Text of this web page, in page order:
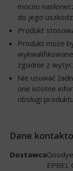
mocno
do jego
Produkt
Produkt może
zgodnie z
Nie usuwać
one istotne
obsługi
Dane
Dostawca